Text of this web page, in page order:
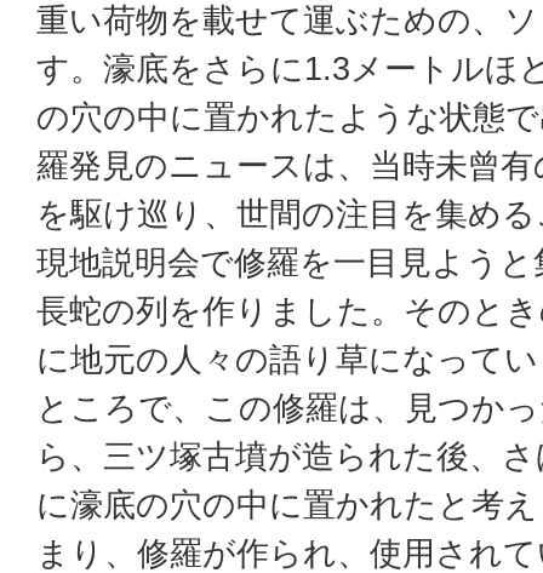
重い荷物を載せて運ぶための、
す。濠底をさらに1.3メートルほ
の穴の中に置かれたような状態
羅発見のニュースは、当時未曾
を駆け巡り、世間の注目を集め
現地説明会で修羅を一目見よう
長蛇の列を作りました。そのと
に地元の人々の語り草になって
ところで、この修羅は、見つか
ら、三ツ塚古墳が造られた後、
に濠底の穴の中に置かれたと考
まり、修羅が作られ、使用され